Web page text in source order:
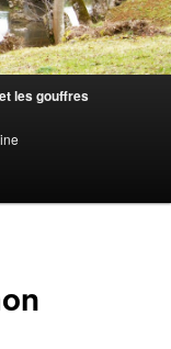
les gouffres